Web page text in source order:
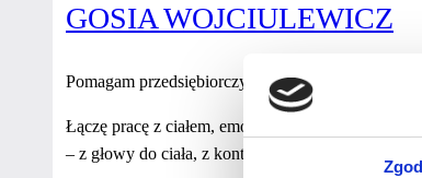
GOSIA WOJCIULEWICZ
Pomagam przedsiębiorczym kobietom odzyskać
Łączę pracę z ciałem, emocjami i świadomością,
– z głowy do ciała, z kontroli do zaufania, z